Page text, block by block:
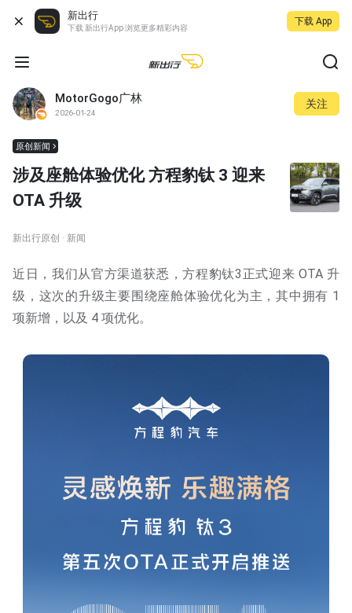
新出行
下载 新出行App 浏览更多精彩内容
下载 App
MotorGogo广林
2026-01-24
关注
原创新闻
涉及座舱体验优化 方程豹钛 3 迎来
OTA 升级
新出行原创 · 新闻
近日，我们从官方渠道获悉，方程豹钛3正式迎来 OTA 升
级，这次的升级主要围绕座舱体验优化为主，其中拥有 1
项新增，以及 4 项优化。